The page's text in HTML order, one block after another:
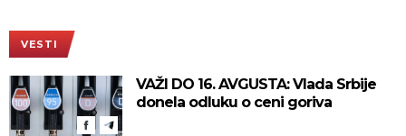
VESTI
VAŽI DO 16. AVGUSTA: Vlada Srbije
donela odluku o ceni goriva